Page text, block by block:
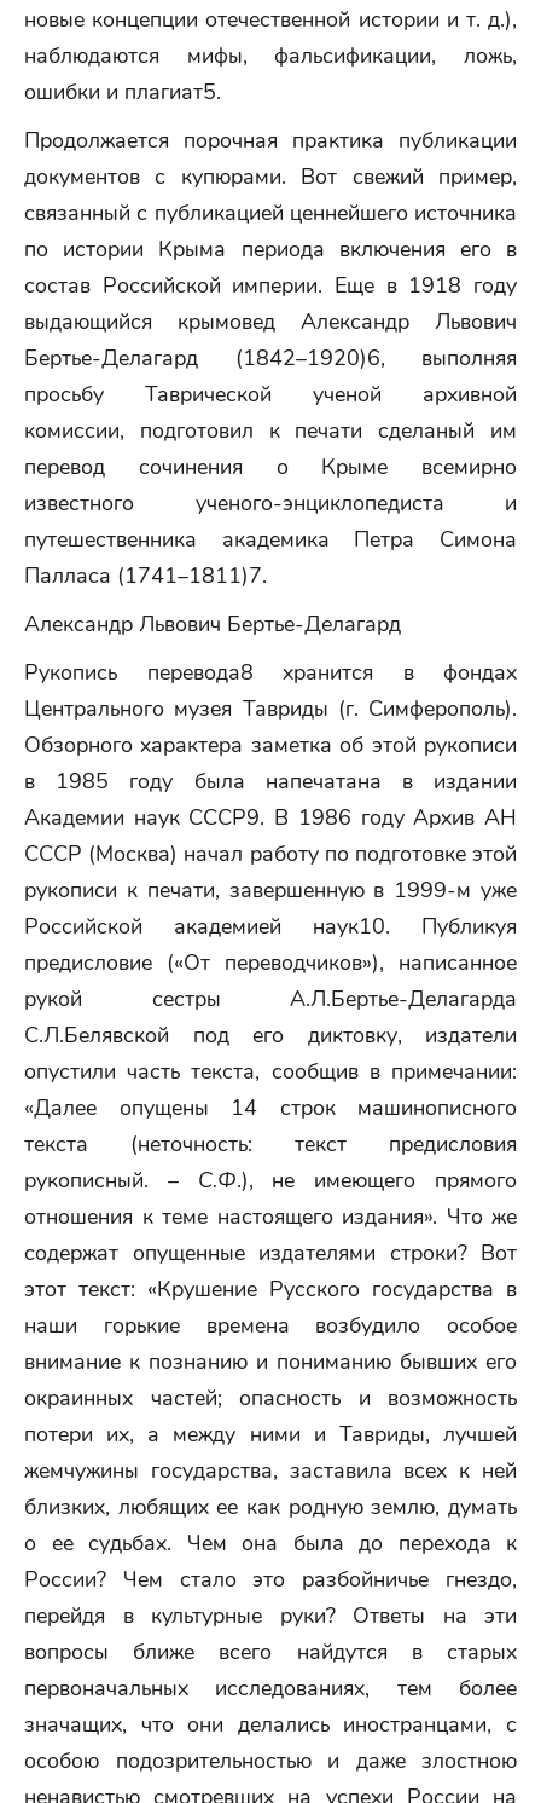
новые концепции отечественной истории и т. д.),
наблюдаются мифы, фальсификации, ложь,
ошибки и плагиат5.
Продолжается порочная практика публикации
документов с купюрами. Вот свежий пример,
связанный с публикацией ценнейшего источника
по истории Крыма периода включения его в
состав Российской империи. Еще в 1918 году
выдающийся крымовед Александр Львович
Бертье-Делагард (1842–1920)6, выполняя
просьбу Таврической ученой архивной
комиссии, подготовил к печати сделаный им
перевод сочинения о Крыме всемирно
известного ученого-энциклопедиста и
путешественника академика Петра Симона
Палласа (1741–1811)7.
Александр Львович Бертье-Делагард
Рукопись перевода8 хранится в фондах
Центрального музея Тавриды (г. Симферополь).
Обзорного характера заметка об этой рукописи
в 1985 году была напечатана в издании
Академии наук СССР9. В 1986 году Архив АН
СССР (Москва) начал работу по подготовке этой
рукописи к печати, завершенную в 1999-м уже
Российской академией наук10. Публикуя
предисловие («От переводчиков»), написанное
рукой сестры А.Л.Бертье-Делагарда
С.Л.Белявской под его диктовку, издатели
опустили часть текста, сообщив в примечании:
«Далее опущены 14 строк машинописного
текста (неточность: текст предисловия
рукописный. – С.Ф.), не имеющего прямого
отношения к теме настоящего издания». Что же
содержат опущенные издателями строки? Вот
этот текст: «Крушение Русского государства в
наши горькие времена возбудило особое
внимание к познанию и пониманию бывших его
окраинных частей; опасность и возможность
потери их, а между ними и Тавриды, лучшей
жемчужины государства, заставила всех к ней
близких, любящих ее как родную землю, думать
о ее судьбах. Чем она была до перехода к
России? Чем стало это разбойничье гнездо,
перейдя в культурные руки? Ответы на эти
вопросы ближе всего найдутся в старых
первоначальных исследованиях, тем более
значащих, что они делались иностранцами, с
особою подозрительностью и даже злостною
ненавистью смотревших на успехи России на